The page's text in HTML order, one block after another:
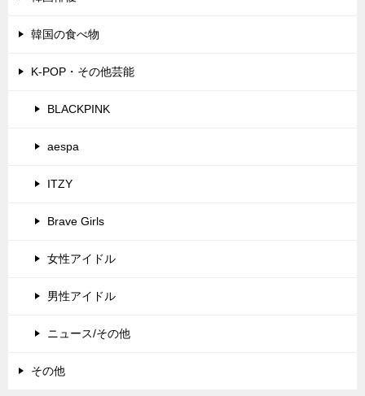
韓国の食べ物
K-POP・その他芸能
BLACKPINK
aespa
ITZY
Brave Girls
女性アイドル
男性アイドル
ニュース/その他
その他